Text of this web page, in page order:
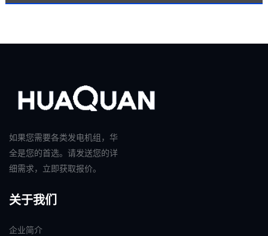
如果您需要各类发电机组，华
全是您的首选。请发送您的详
细需求，立即获取报价。
关于我们
企业简介